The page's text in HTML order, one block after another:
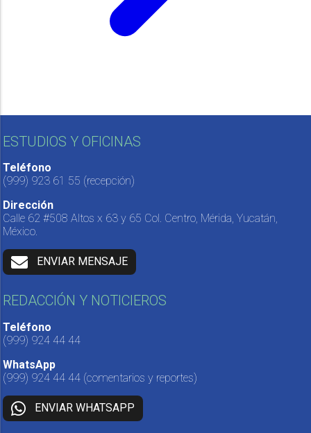
ESTUDIOS Y OFICINAS
Teléfono
(999) 923 61 55 (recepción)
Dirección
Calle 62 #508 Altos x 63 y 65 Col. Centro, Mérida, Yucatán,
México.
ENVIAR MENSAJE
REDACCIÓN Y NOTICIEROS
Teléfono
(999) 924 44 44
WhatsApp
(999) 924 44 44 (comentarios y reportes)
ENVIAR WHATSAPP